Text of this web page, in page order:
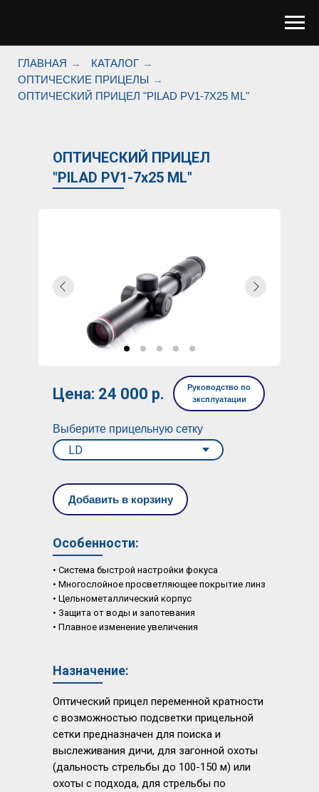
ГЛАВНАЯ → КАТАЛОГ →
ОПТИЧЕСКИЕ ПРИЦЕЛЫ →
ОПТИЧЕСКИЙ ПРИЦЕЛ "PILAD РV1-7X25 ML"
Выберите прицельную сетку
ОПТИЧЕСКИЙ ПРИЦЕЛ
"PILAD РV1-7x25 ML"
Добавить в корзину
Особенности:
• Система быстрой настройки фокуса
• Многослойное просветляющее покрытие линз
• Цельнометаллический корпус
• Защита от воды и запотевания
• Плавное изменение увеличения
Цена: 24 000 р.
Руководство по
эксплуатации
Назначение:
Оптический прицел переменной кратности
с возможностью подсветки прицельной
сетки предназначен для поиска и
выслеживания дичи, для загонной охоты
(дальность стрельбы до 100-150 м) или
охоты с подхода, для стрельбы по